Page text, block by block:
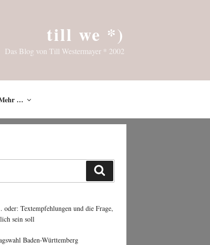
till we *)
Das Blog von Till Westermayer * 2002
…
oder: Textempfehlungen und die Frage,
sein soll
Baden-Württemberg